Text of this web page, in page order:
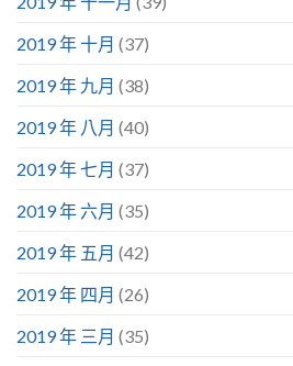
2019 年 十月 (37)
2019 年 九月 (38)
2019 年 八月 (40)
2019 年 七月 (37)
2019 年 六月 (35)
2019 年 五月 (42)
2019 年 四月 (26)
2019 年 三月 (35)